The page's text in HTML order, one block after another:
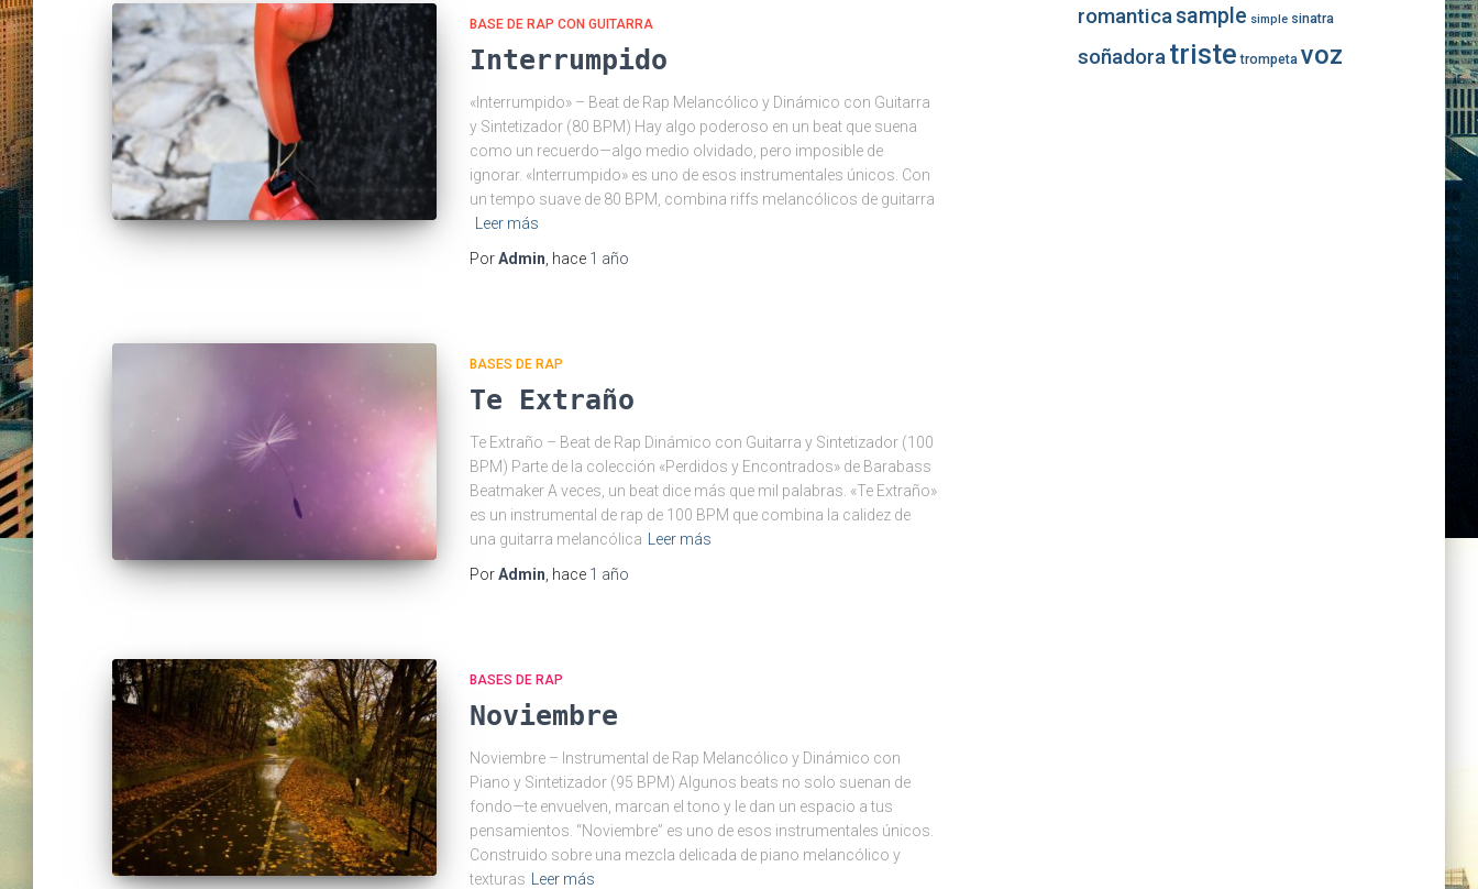
BASE DE RAP CON GUITARRA
Interrumpido
«Interrumpido» – Beat de Rap Melancólico y Dinámico con Guitarra
y Sintetizador (80 BPM) Hay algo poderoso en un beat que suena
como un recuerdo—algo medio olvidado, pero imposible de
ignorar. «Interrumpido» es uno de esos instrumentales únicos. Con
un tempo suave de 80 BPM, combina riffs melancólicos de guitarra
Leer más
PorAdmin , hace 1 año
BASES DE RAP
Te Extraño
Te Extraño – Beat de Rap Dinámico con Guitarra y Sintetizador (100
BPM) Parte de la colección «Perdidos y Encontrados» de Barabass
Beatmaker A veces, un beat dice más que mil palabras. «Te Extraño»
es un instrumental de rap de 100 BPM que combina la calidez de
una guitarra melancólica
Leer más
PorAdmin , hace 1 año
BASES DE RAP
Noviembre
Noviembre – Instrumental de Rap Melancólico y Dinámico con
Piano y Sintetizador (95 BPM) Algunos beats no solo suenan de
fondo—te envuelven, marcan el tono y le dan un espacio a tus
pensamientos. “Noviembre” es uno de esos instrumentales únicos.
Construido sobre una mezcla delicada de piano melancólico y
texturas
Leer más
romanticasample simple sinatra
soñadora triste trompeta voz